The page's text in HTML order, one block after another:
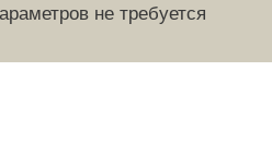
не требуется